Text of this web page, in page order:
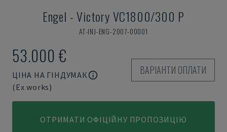
Engel -Victory VC1800/300 P
AT-INJ-ENG-2007-00001
53.000 €
ЦІНА НА ГІНДУМАК
(Ex works)
ВАРІАНТИ ОПЛАТИ
ОТРИМАТИ ОФІЦІЙНУ ПРОПОЗИЦІЮ